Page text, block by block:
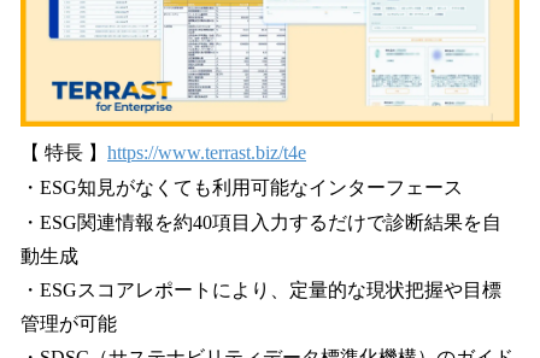
【 特長 】 https://www.terrast.biz/t4e
・ESG知見がなくても利用可能なインターフェース
・ESG関連情報を約40項目入力するだけで診断結果を自
動生成
・ESGスコアレポートにより、定量的な現状把握や目標
管理が可能